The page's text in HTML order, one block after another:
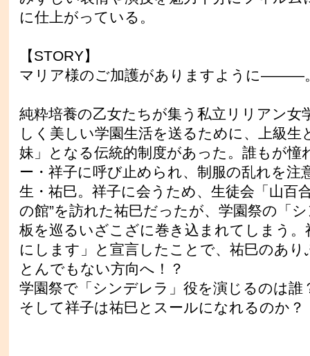
に仕上がっている。
【STORY】
マリア様のご加護がありますように―――
純粋培養の乙女たちが集う私立リリアン女
しく美しい学園生活を送るために、上級生
妹」となる伝統的制度があった。誰もが憧
ー・祥子に呼び止められ、制服の乱れを注
生・祐巳。祥子に会うため、生徒会「山百
の館”を訪れた祐巳だったが、学園祭の「
板を巡るいざこざに巻き込まれてしまう。
にします」と宣言したことで、祐巳のあり
とんでもない方向へ！？
学園祭で「シンデレラ」役を演じるのは誰
そして祥子は祐巳とスールになれるのか？